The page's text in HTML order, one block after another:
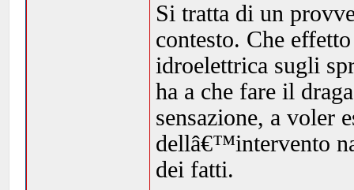
Si tratta di un
contesto. Che
idroelettrica sugli
ha a che fare il
sensazione, a voler
dellâ€™intervento
dei fatti.